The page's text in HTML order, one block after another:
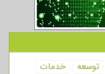
توسعه
خدمات